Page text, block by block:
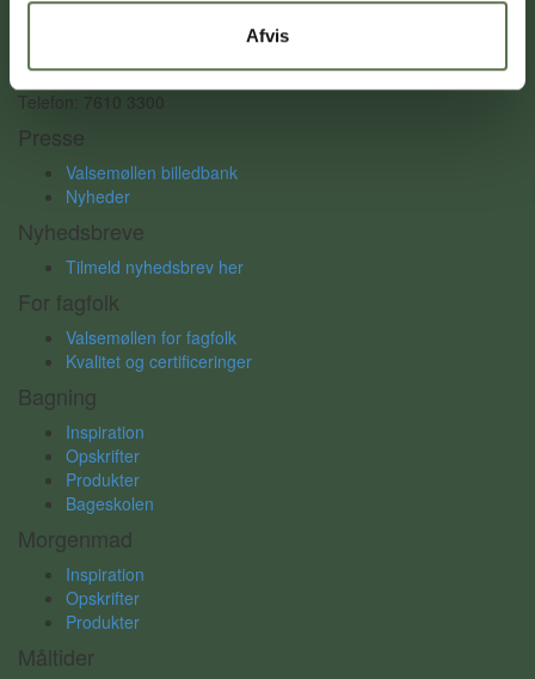
Afvis
6700 Esbjerg, Danmark.
4600 Køge, Danmark.
Telefon: 7610 3300
Presse
Valsemøllen billedbank
Nyheder
Nyhedsbreve
Tilmeld nyhedsbrev her
For fagfolk
Valsemøllen for fagfolk
Kvalitet og certificeringer
Bagning
Inspiration
Opskrifter
Produkter
Bageskolen
Morgenmad
Inspiration
Opskrifter
Produkter
Måltider